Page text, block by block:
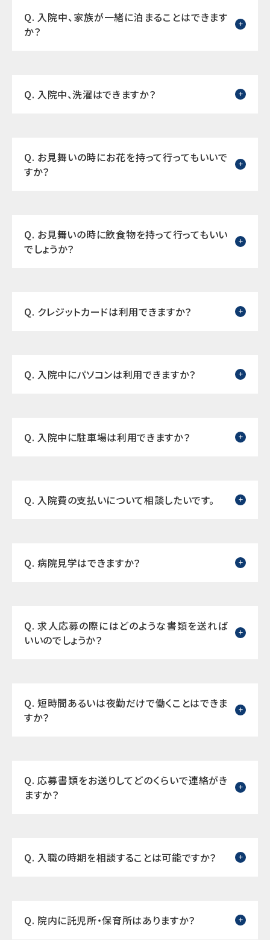
Q. 入院中、家族が一緒に泊まることはできます
か？
Q. 入院中、洗濯はできますか？
Q. お見舞いの時にお花を持って行ってもいいで
すか？
Q. お見舞いの時に飲食物を持って行ってもいい
でしょうか？
Q. クレジットカードは利用できますか？
Q. 入院中にパソコンは利用できますか？
Q. 入院中に駐車場は利用できますか？
Q. 入院費の支払いについて相談したいです。
Q. 病院見学はできますか？
Q. 求人応募の際にはどのような書類を送れば
いいのでしょうか？
Q. 短時間あるいは夜勤だけで働くことはできま
すか？
Q. 応募書類をお送りしてどのくらいで連絡がき
ますか？
Q. 入職の時期を相談することは可能ですか？
Q. 院内に託児所・保育所はありますか？